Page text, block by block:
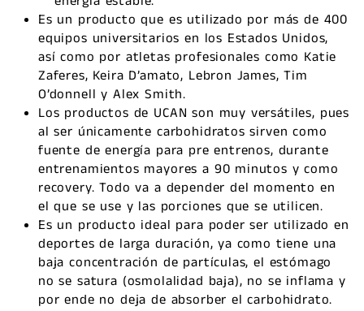
Es un producto que es utilizado por más de 400
equipos universitarios en los Estados Unidos,
así como por atletas profesionales como Katie
Zaferes, Keira D’amato, Lebron James, Tim
O’donnell y Alex Smith.
Los productos de UCAN son muy versátiles, pues
al ser únicamente carbohidratos sirven como
fuente de energía para pre entrenos, durante
entrenamientos mayores a 90 minutos y como
recovery. Todo va a depender del momento en
el que se use y las porciones que se utilicen.
Es un producto ideal para poder ser utilizado en
deportes de larga duración, ya como tiene una
baja concentración de partículas, el estómago
no se satura (osmolalidad baja), no se inflama y
por ende no deja de absorber el carbohidrato.